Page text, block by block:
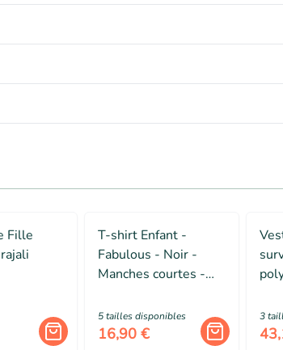
Fille
T-shirt Enfant -
Fabulous - Noir -
Manches courtes -
5tailles disponibles
16,90 €
3